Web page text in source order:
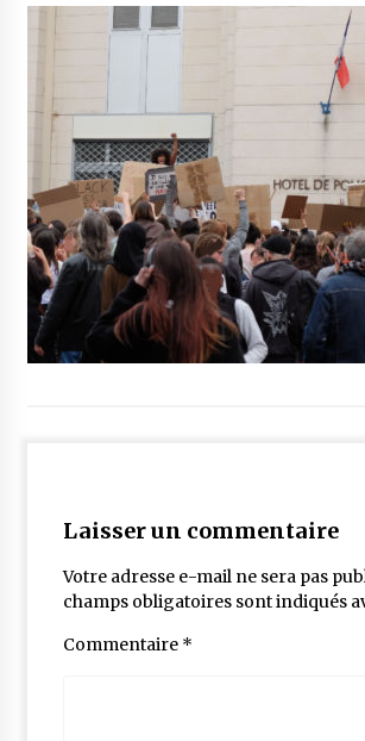
Laisser un commentaire
Votre adresse e-mail ne sera pas
champs obligatoires sont indiqués
Commentaire *